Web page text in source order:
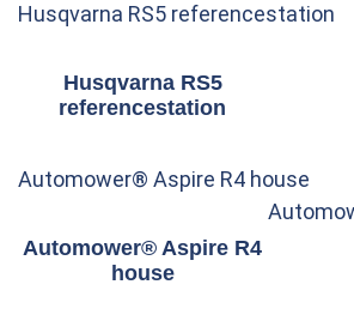
Husqvarna RS5 referencestation
Husqvarna RS5
referencestation
Automower® Aspire R4 house
Automower® Aspire R4
house